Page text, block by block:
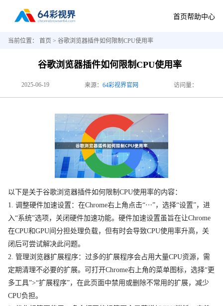
首页帮助中心
当前位置： 首页 > 谷歌浏览器插件如何限制CPU使用率
谷歌浏览器插件如何限制CPU使用率
2025-06-19 来源： 64彩视界官网 访问量：
以下是关于谷歌浏览器插件如何限制CPU使用率的内容：
1. 调整硬件加速设置：在Chrome右上角点击“⋯”，选择“设置”，进
入“系统”选项，关闭硬件加速功能。硬件加速设置虽旨在让Chrome
在CPU和GPU间分担处理负载，但有时会导致CPU使用率升高，关
闭后可尝试解决此问题。
2. 管理浏览器扩展程序：过多的扩展程序会占用大量CPU资源，需
定期清理不必要的扩展。可打开Chrome右上角的菜单图标，选择“更
多工具”>“扩展程序”，在此页面中禁用或删除不常用的扩展，减少
CPU负担。